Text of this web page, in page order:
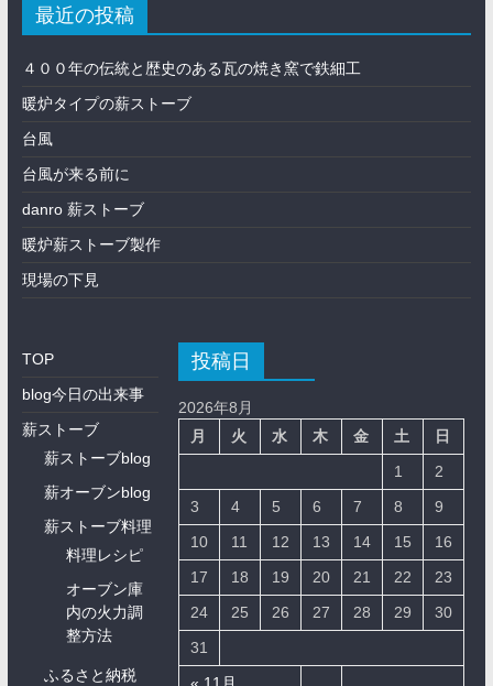
最近の投稿
４００年の伝統と歴史のある瓦の焼き窯で鉄細工
暖炉タイプの薪ストーブ
台風
台風が来る前に
danro 薪ストーブ
暖炉薪ストーブ製作
現場の下見
TOP
blog今日の出来事
薪ストーブ
薪ストーブblog
薪オーブンblog
薪ストーブ料理
料理レシピ
オーブン庫
内の火力調
整方法
ふるさと納税
投稿日
2026年8月
月
火 水 木 金 土 日
1
2
3
4 5 6 7 8
9
10
11 12 13 14 15
16
17
18 19 20 21 22
23
24
25 26 27 28 29
30
31